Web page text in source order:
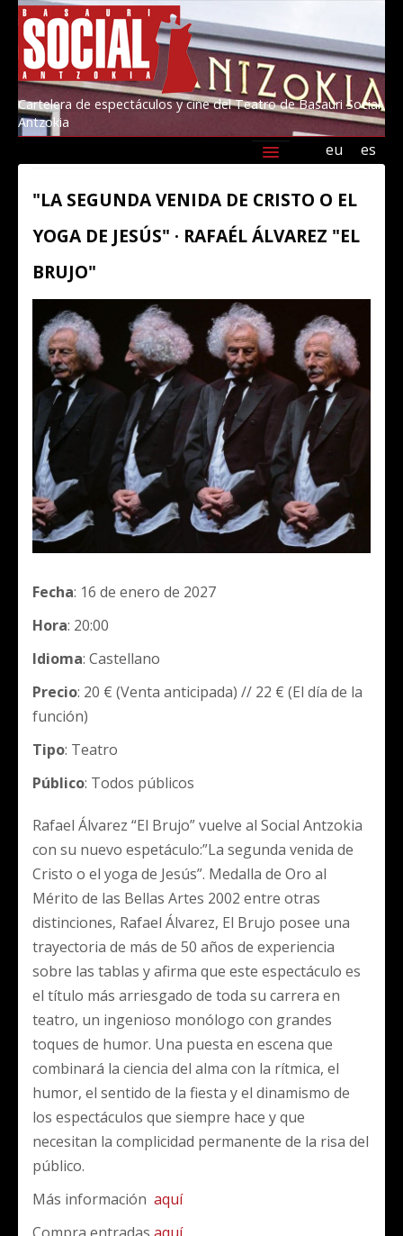
Cartelera de espectáculos y cine del Teatro de Basauri Social
Antzokia
es
eu
"LA SEGUNDA VENIDA DE CRISTO O EL
YOGA DE JESÚS" · RAFAÉL ÁLVAREZ "EL
BRUJO"
Fecha: 16 de enero de 2027
Hora: 20:00
Idioma: Castellano
Precio: 20 € (Venta anticipada) // 22 € (El día de la
función)
Tipo: Teatro
Público: Todos públicos
Rafael Álvarez “El Brujo” vuelve al Social Antzokia
con su nuevo espetáculo:”La segunda venida de
Cristo o el yoga de Jesús”. Medalla de Oro al
Mérito de las Bellas Artes 2002 entre otras
distinciones, Rafael Álvarez, El Brujo posee una
trayectoria de más de 50 años de experiencia
sobre las tablas y afirma que este espectáculo es
el título más arriesgado de toda su carrera en
teatro, un ingenioso monólogo con grandes
toques de humor. Una puesta en escena que
combinará la ciencia del alma con la rítmica, el
humor, el sentido de la fiesta y el dinamismo de
los espectáculos que siempre hace y que
necesitan la complicidad permanente de la risa del
público.
Más informaciónaquí